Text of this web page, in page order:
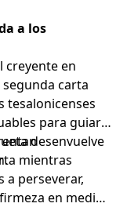
a los
creyente en
carta
tesalonicenses
para guiar a
desenvuelve
mientras
a perseverar,
en medio